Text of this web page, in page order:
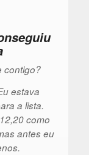
contigo?
estava
a lista.
como
antes eu